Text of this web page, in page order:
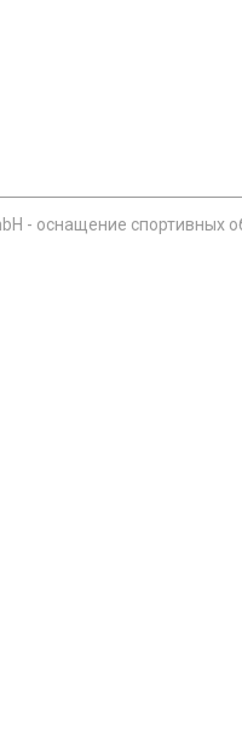
- оснащение спортивных